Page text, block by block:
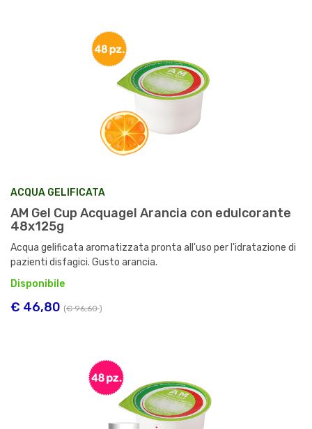
ACQUA GELIFICATA
AM Gel Cup Acquagel Arancia con edulcorante
48x125g
Acqua gelificata aromatizzata pronta all'uso per l'idratazione di
pazienti disfagici. Gusto arancia.
Disponibile
€ 46,80 (€ 96,60)